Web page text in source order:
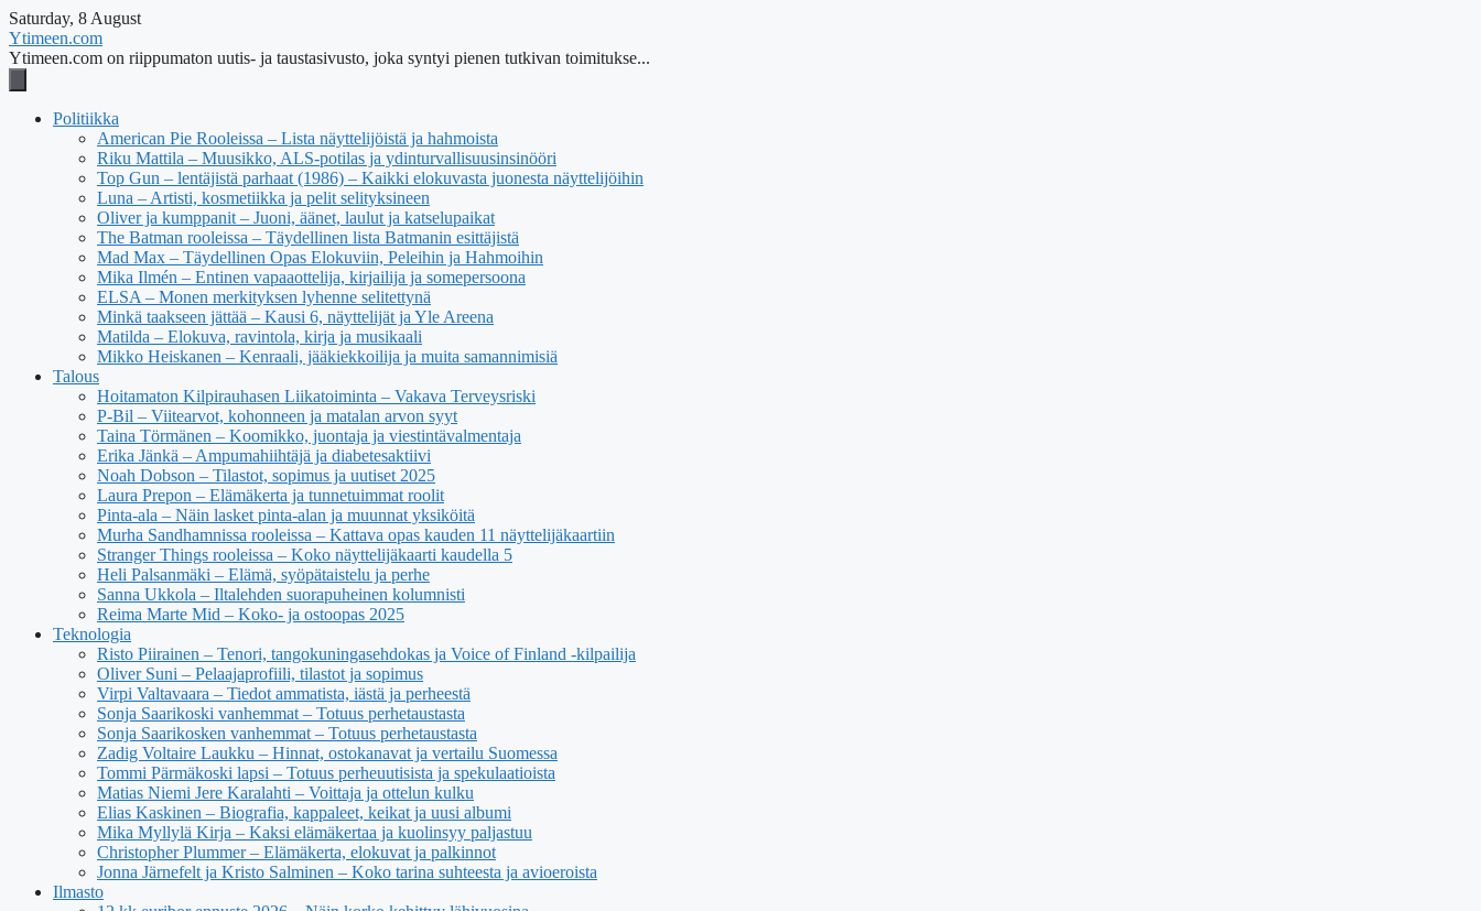
Saturday, 8 August
Ytimeen.com
Ytimeen.com on riippumaton uutis- ja taustasivusto, joka syntyi pienen tutkivan toimitukse...
Politiikka
American Pie Rooleissa – Lista näyttelijöistä ja hahmoista
Riku Mattila – Muusikko, ALS-potilas ja ydinturvallisuusinsinööri
Top Gun – lentäjistä parhaat (1986) – Kaikki elokuvasta juonesta näyttelijöihin
Luna – Artisti, kosmetiikka ja pelit selityksineen
Oliver ja kumppanit – Juoni, äänet, laulut ja katselupaikat
The Batman rooleissa – Täydellinen lista Batmanin esittäjistä
Mad Max – Täydellinen Opas Elokuviin, Peleihin ja Hahmoihin
Mika Ilmén – Entinen vapaaottelija, kirjailija ja somepersoona
ELSA – Monen merkityksen lyhenne selitettynä
Minkä taakseen jättää – Kausi 6, näyttelijät ja Yle Areena
Matilda – Elokuva, ravintola, kirja ja musikaali
Mikko Heiskanen – Kenraali, jääkiekkoilija ja muita samannimisiä
Talous
Hoitamaton Kilpirauhasen Liikatoiminta – Vakava Terveysriski
P-Bil – Viitearvot, kohonneen ja matalan arvon syyt
Taina Törmänen – Koomikko, juontaja ja viestintävalmentaja
Erika Jänkä – Ampumahiihtäjä ja diabetesaktiivi
Noah Dobson – Tilastot, sopimus ja uutiset 2025
Laura Prepon – Elämäkerta ja tunnetuimmat roolit
Pinta-ala – Näin lasket pinta-alan ja muunnat yksiköitä
Murha Sandhamnissa rooleissa – Kattava opas kauden 11 näyttelijäkaartiin
Stranger Things rooleissa – Koko näyttelijäkaarti kaudella 5
Heli Palsanmäki – Elämä, syöpätaistelu ja perhe
Sanna Ukkola – Iltalehden suorapuheinen kolumnisti
Reima Marte Mid – Koko- ja ostoopas 2025
Teknologia
Risto Piirainen – Tenori, tangokuningasehdokas ja Voice of Finland -kilpailija
Oliver Suni – Pelaajaprofiili, tilastot ja sopimus
Virpi Valtavaara – Tiedot ammatista, iästä ja perheestä
Sonja Saarikoski vanhemmat – Totuus perhetaustasta
Sonja Saarikosken vanhemmat – Totuus perhetaustasta
Zadig Voltaire Laukku – Hinnat, ostokanavat ja vertailu Suomessa
Tommi Pärmäkoski lapsi – Totuus perheuutisista ja spekulaatioista
Matias Niemi Jere Karalahti – Voittaja ja ottelun kulku
Elias Kaskinen – Biografia, kappaleet, keikat ja uusi albumi
Mika Myllylä Kirja – Kaksi elämäkertaa ja kuolinsyy paljastuu
Christopher Plummer – Elämäkerta, elokuvat ja palkinnot
Jonna Järnefelt ja Kristo Salminen – Koko tarina suhteesta ja avioeroista
Ilmasto